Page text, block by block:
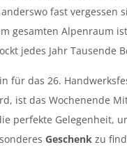
fast vergessen
gesamten Alpenraum ist
jedes Jahr Tausende
für das 26.
ist das Wochenende
perfekte Gelegenheit,
Geschenk zu